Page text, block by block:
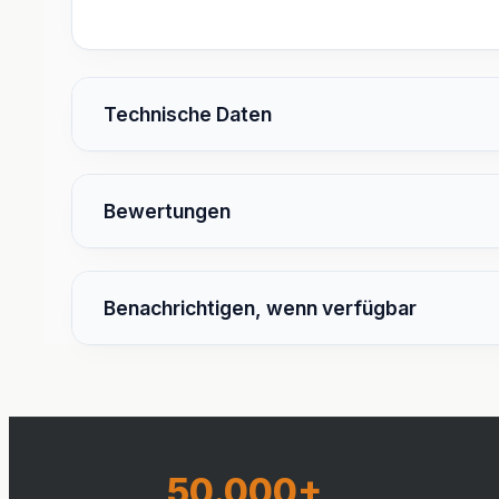
Technische Daten
Bewertungen
Benachrichtigen, wenn verfügbar